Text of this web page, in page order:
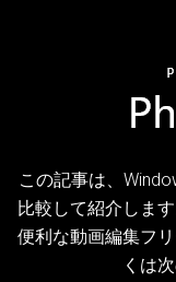
この記事は、
比較して紹介しま
便利な動画編集フ
くは